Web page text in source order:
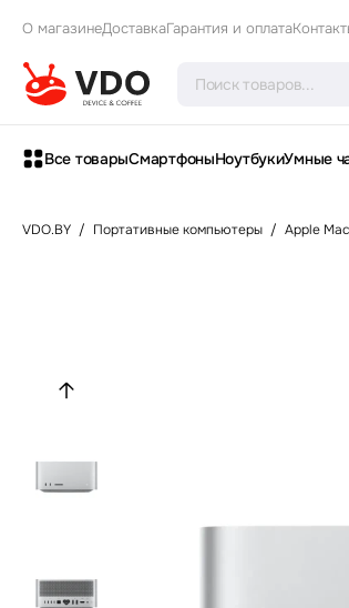
О магазинеДоставкаГарантия и оплата
Все товарыСмартфоныНоутбукиУмные
VDO.BY / Портативные компьютеры / Apple